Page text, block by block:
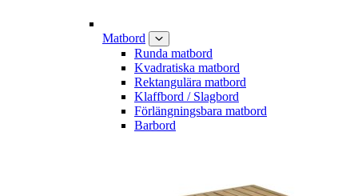
Matbord
Runda matbord
Kvadratiska matbord
Rektangulära matbord
Klaffbord / Slagbord
Förlängningsbara matbord
Barbord